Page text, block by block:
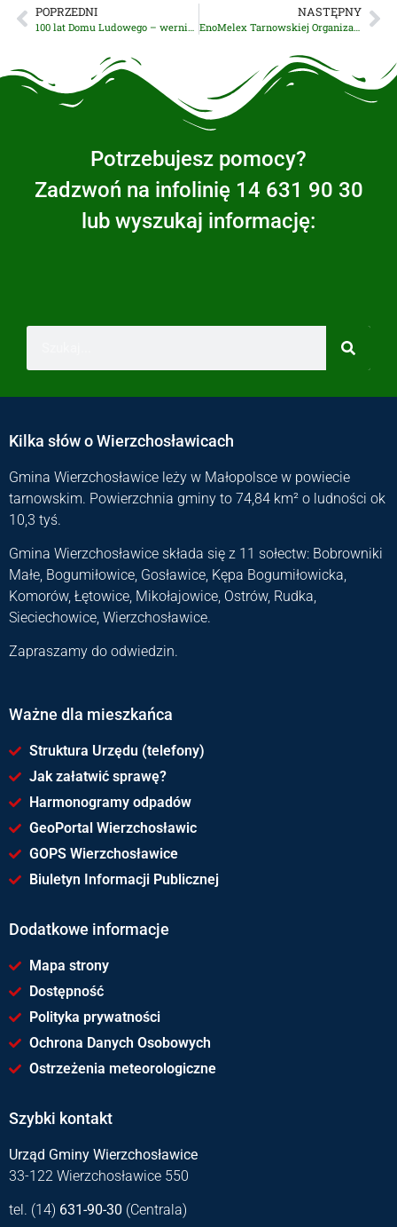
POPRZEDNI NASTĘPNY
EnoMelex Tarnowskiej Organizacji Turystycznej dotrze do Wierzchosławic
Potrzebujesz pomocy?
Zadzwoń na infolinię 14 631 90 30
lub wyszukaj informację:
Kilka słów o Wierzchosławicach
Gmina Wierzchosławice leży w Małopolsce w powiecie
tarnowskim. Powierzchnia gminy to 74,84 km² o ludności ok
10,3 tyś.
Gmina Wierzchosławice składa się z 11 sołectw: Bobrowniki
Małe, Bogumiłowice, Gosławice, Kępa Bogumiłowicka,
Komorów, Łętowice, Mikołajowice, Ostrów, Rudka,
Sieciechowice, Wierzchosławice.
Zapraszamy do odwiedzin.
Ważne dla mieszkańca
Struktura Urzędu (telefony)
Jak załatwić sprawę?
Harmonogramy odpadów
GeoPortal Wierzchosławic
GOPS Wierzchosławice
Biuletyn Informacji Publicznej
Dodatkowe informacje
Mapa strony
Dostępność
Polityka prywatności
Ochrona Danych Osobowych
Ostrzeżenia meteorologiczne
Szybki kontakt
Urząd Gminy Wierzchosławice
33-122 Wierzchosławice 550
tel. (14) 631-90-30 (Centrala)